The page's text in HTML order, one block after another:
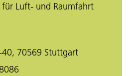
für Luft- und Raumfahrt
70569 Stuttgart